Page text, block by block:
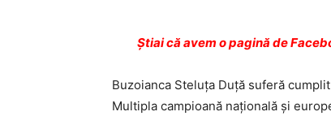
Ştiai că avem o pagină de
Buzoianca Steluţa Duţă suferă
Multipla campioană naţională şi